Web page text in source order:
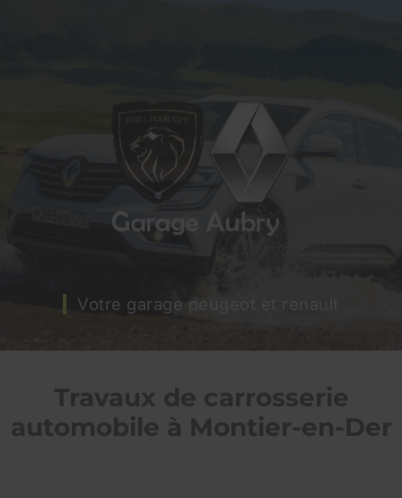
Votre garage peugeot et renault
Travaux de carrosserie
automobile à Montier-en-Der